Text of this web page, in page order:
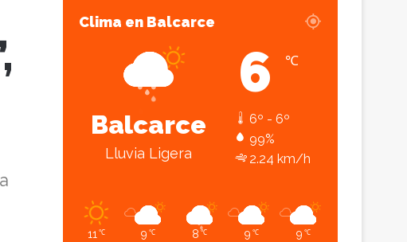
Clima en Balcarce
Balcarce
Lluvia Ligera
6 ℃
6º - 6º
99%
2.24 km/h
11 ℃ 9 ℃ 8 ℃ 9 ℃ 9 ℃